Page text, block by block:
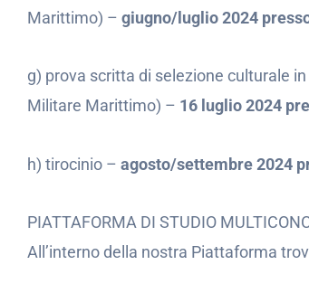
Marittimo) – giugno/luglio 2024
g) prova scritta di selezione culturale
Militare Marittimo) – 16 luglio 2024
h) tirocinio – agosto/settembre 2024
PIATTAFORMA DI STUDIO
All’interno della nostra Piattaforma